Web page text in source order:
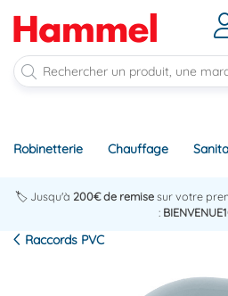
Robinetterie Chauffage
🏷️ Jusqu'à 200€ de remisesur votre
:
Raccords PVC